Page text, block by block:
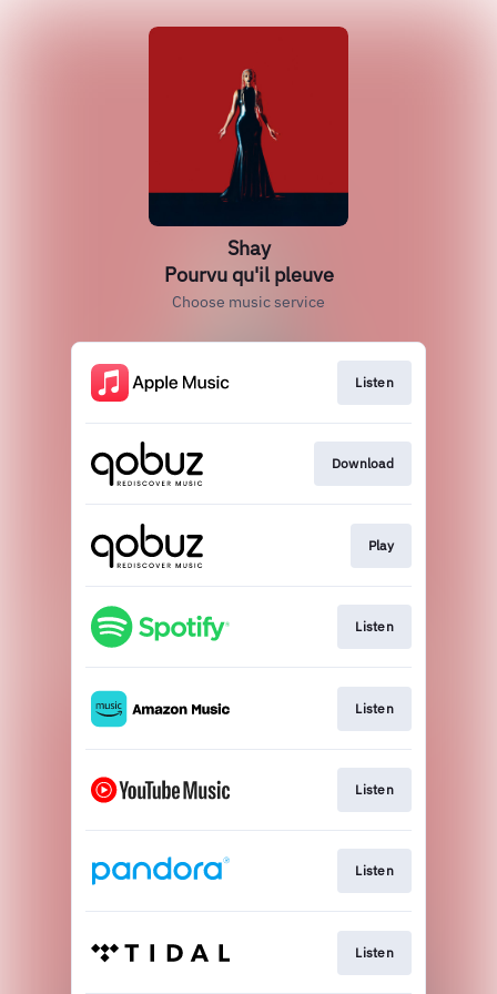
Shay
Pourvu qu'il pleuve
Choose music service
Listen
Download
Play
Listen
Listen
Listen
Listen
Listen